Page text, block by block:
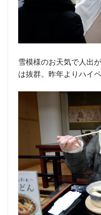
雪模様のお天気で人出
は抜群。昨年よりハイ